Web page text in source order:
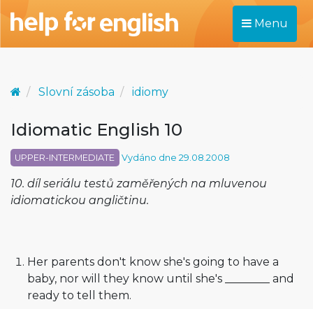
Menu
Slovní zásoba idiomy
Idiomatic English 10
UPPER-INTERMEDIATE Vydáno dne 29.08.2008
10. díl seriálu testů zaměřených na mluvenou
idiomatickou angličtinu.
Her parents don't know she's going to have a
baby, nor will they know until she's ________ and
ready to tell them.